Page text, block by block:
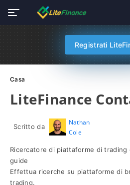
Registrati
Casa
LiteFinance
Scritto da
Nathan
Cole
Ricercatore di piattaforme di
guide
Effettua ricerche su piattaforme di
trading.